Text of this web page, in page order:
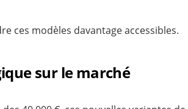
ces modèles davantage accessibles.
sur le marché